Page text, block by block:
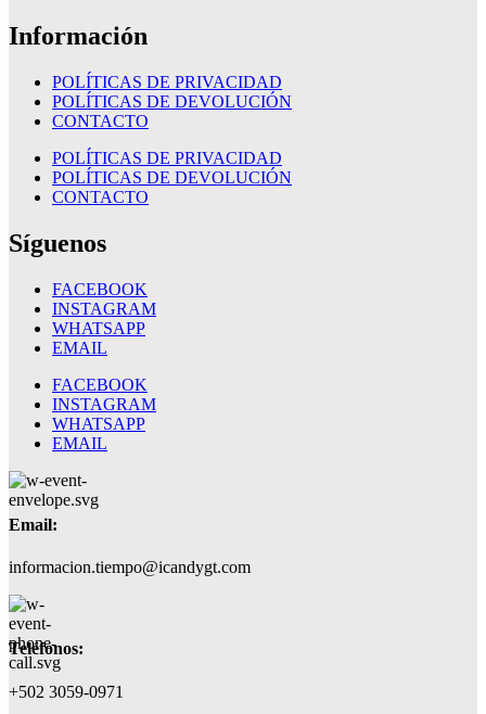
Información
POLÍTICAS DE PRIVACIDAD
POLÍTICAS DE DEVOLUCIÓN
CONTACTO
POLÍTICAS DE PRIVACIDAD
POLÍTICAS DE DEVOLUCIÓN
CONTACTO
Síguenos
FACEBOOK
INSTAGRAM
WHATSAPP
EMAIL
FACEBOOK
INSTAGRAM
WHATSAPP
EMAIL
Email:
informacion.tiempo@icandygt.com
Teléfonos:
+502 3059-0971